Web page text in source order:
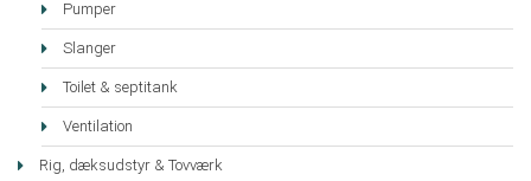
Pumper
Slanger
Toilet & septitank
Ventilation
Rig, dæksudstyr & Tovværk